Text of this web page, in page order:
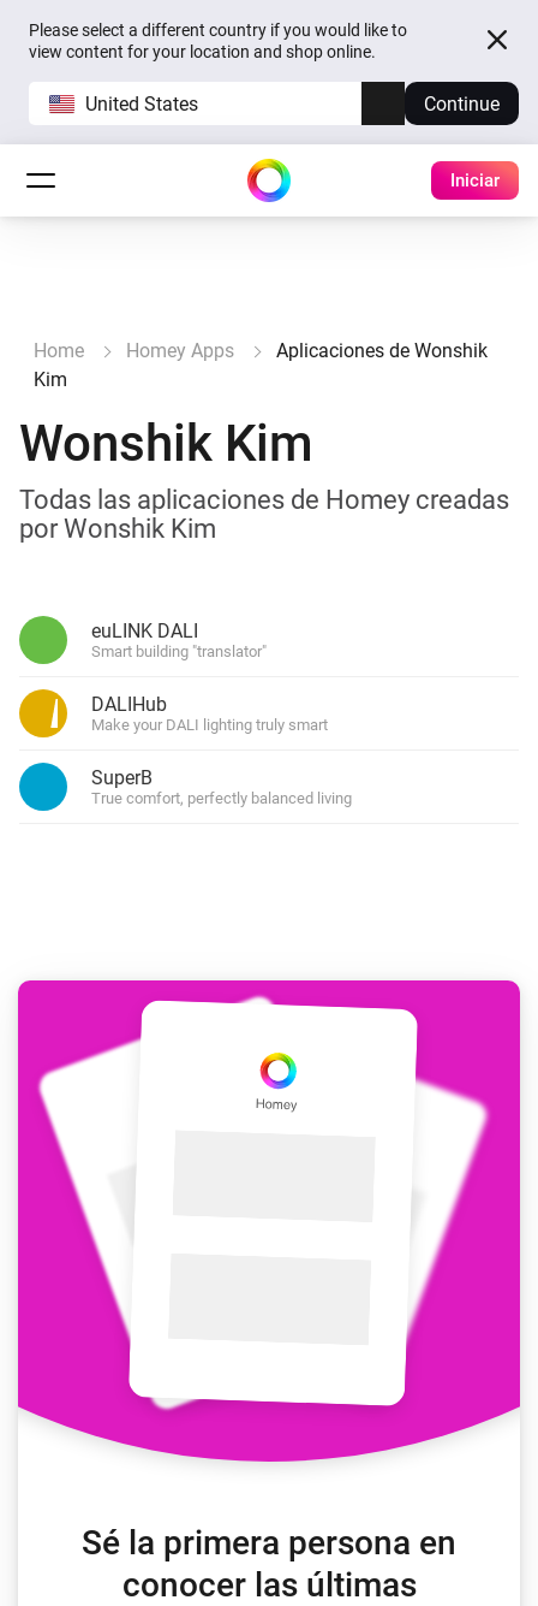
Please select a different country if you would like to
view content for your location and shop online.
United States Continue
Iniciar
Home Homey Apps
Aplicaciones de Wonshik
Kim
Wonshik Kim
Todas las aplicaciones de Homey creadas
por Wonshik Kim
euLINK DALI
Smart building "translator"
DALIHub
Make your DALI lighting truly smart
SuperB
True comfort, perfectly balanced living
Sé la primera persona en
conocer las últimas